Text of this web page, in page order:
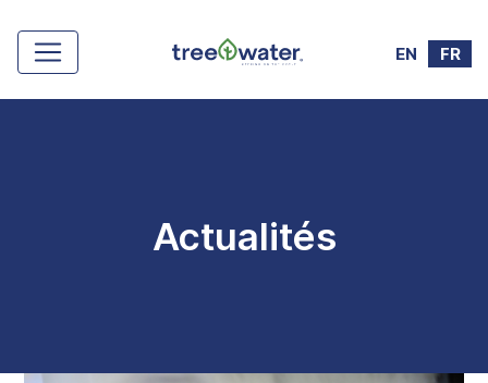
EN FR
Actualités